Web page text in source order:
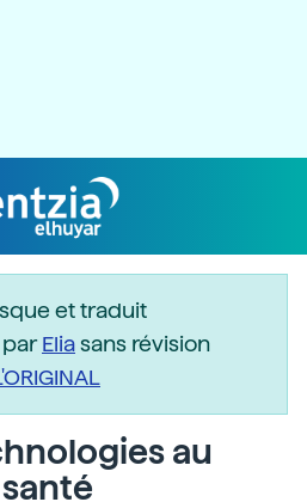
et traduit
Eliasans révision
au